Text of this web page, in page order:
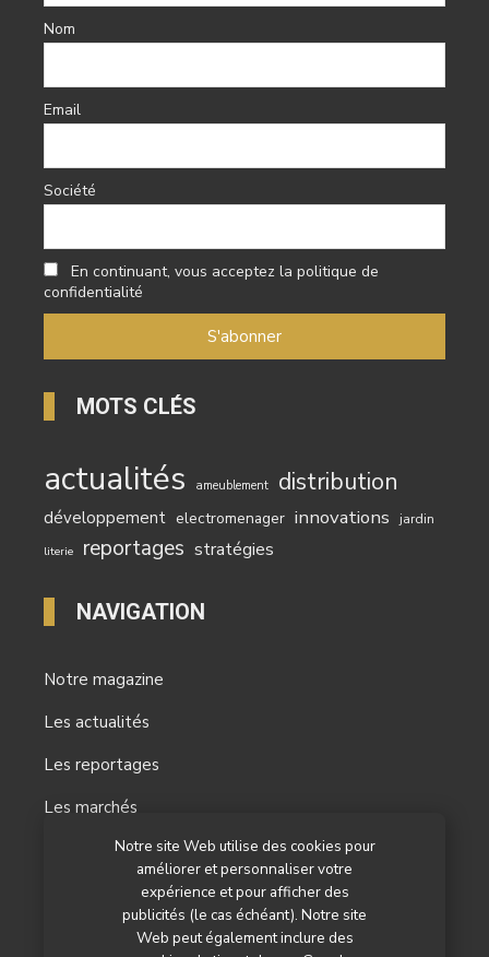
Notre site Web utilise des cookies pour
améliorer et personnaliser votre
expérience et pour afficher des
publicités (le cas échéant). Notre site
Web peut également inclure des
Nom
Email
Société
En continuant, vous acceptez la politique de
confidentialité
MOTS CLÉS
actualités ameublement distribution
développement electromenager innovations jardin
literie reportages stratégies
NAVIGATION
Notre magazine
Les actualités
Les reportages
Les marchés
Nos autres titres